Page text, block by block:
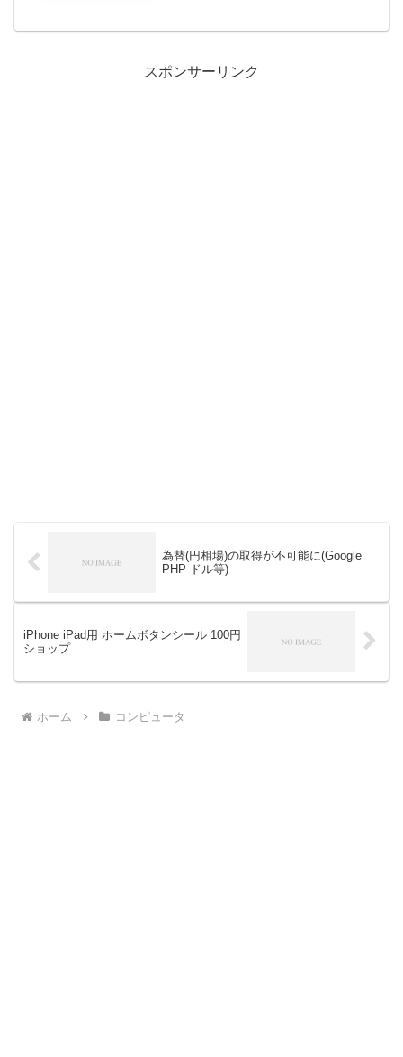
スポンサーリンク
為替(円相場)の取得が不可能に(Google
PHP ドル等)
iPhone iPad用 ホームボタンシール 100円
ショップ
ホーム コンピュータ